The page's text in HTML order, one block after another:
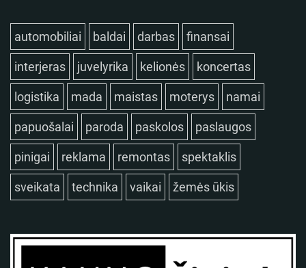
automobiliai baldai darbas finansai
interjeras juvelyrika kelionės koncertas
logistika mada maistas moterys namai
papuošalai paroda paskolos paslaugos
pinigai reklama remontas spektaklis
sveikata technika vaikai žemės ūkis